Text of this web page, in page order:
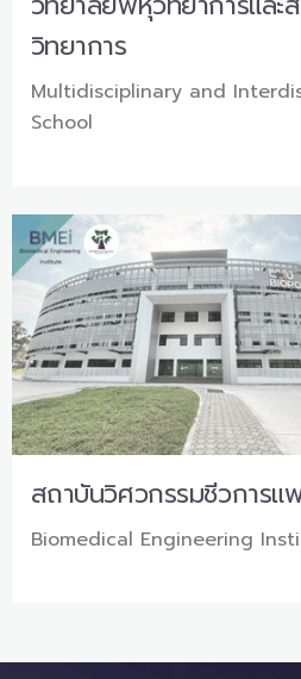
วิทยาการ
Multidisciplinary and
School
สถาบันวิศวกรรมชีวการแ
Biomedical Engineering